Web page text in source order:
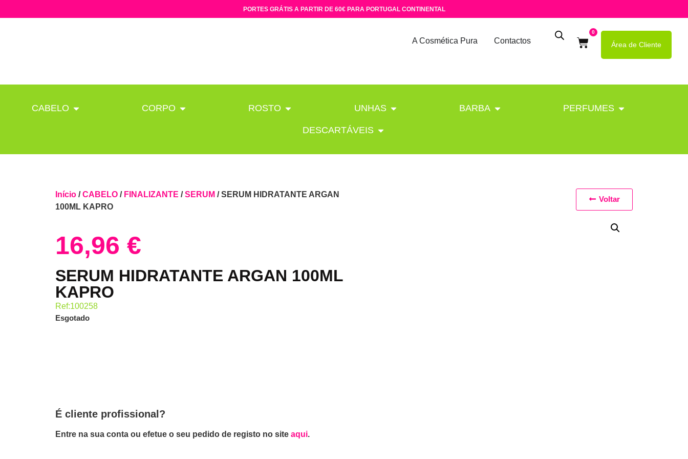
PORTES GRÁTIS A PARTIR DE 60€ PARA PORTUGAL CONTINENTAL
A Cosmética Pura Contactos
0
Área de Cliente
CABELO CORPO ROSTO UNHAS BARBA PERFUMES
DESCARTÁVEIS
Início/CABELO/ FINALIZANTE /SERUM / SERUM HIDRATANTE ARGAN
100ML KAPRO
16,96 €
SERUM HIDRATANTE ARGAN 100ML
KAPRO
Ref:100258
Esgotado
É cliente profissional?
Entre na sua conta ou efetue o seu pedido de registo no site aqui.
Voltar